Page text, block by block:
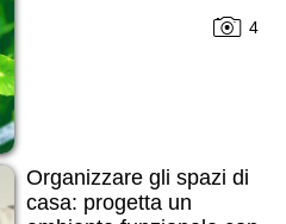
4
Organizzare gli spazi di
casa: progetta un